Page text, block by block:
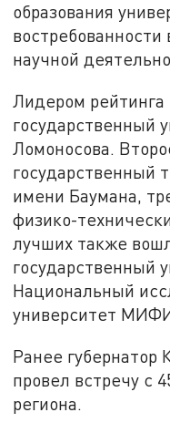
образования
научной
Лидером рейтинга
государственный
Ломоносова.
государственный
имени Баумана,
физико-
лучших также
государственный
Национальный
университет
Ранее губернатор
провел встречу с
региона.